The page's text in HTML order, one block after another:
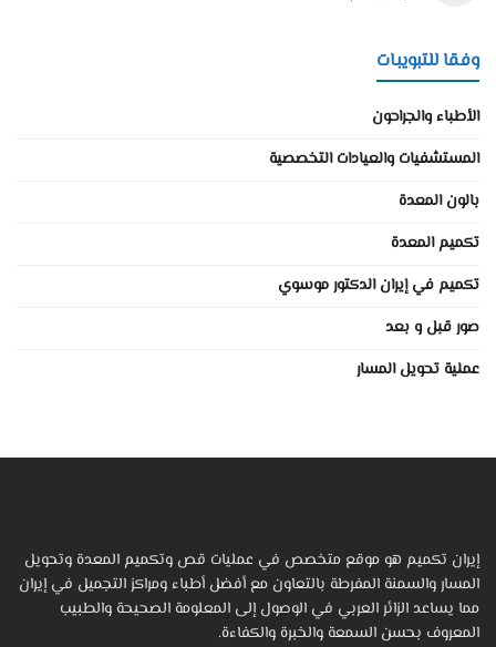
وفقا للتبويبات
الأطباء والجراحون
المستشفيات والعيادات التخصصية
بالون المعدة
تكميم المعدة
تكميم في إيران الدكتور موسوي
صور قبل و بعد
عملية تحويل المسار
إيران تكميم هو موقع متخصص في عمليات قص وتكميم المعدة وتحويل
المسار والسمنة المفرطة بالتعاون مع أفضل أطباء ومراكز التجميل في إيران
مما يساعد الزائر العربي في الوصول إلى المعلومة الصحيحة والطبيب
المعروف بحسن السمعة والخبرة والكفاءة.